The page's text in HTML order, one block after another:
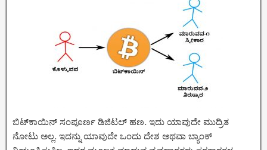
ಬಿಟ್‌ಕಾಯಿನ್ ಸಂಪೂರ್ಣ ಡಿಜಿಟಲ್ ಹಣ. ಇದು ಯಾವುದೇ ಮುದ್ರಿತ
ನೋಟು ಅಲ್ಲ. ಇದನ್ನು ಯಾವುದೇ ಒಂದು ದೇಶ ಅಥವಾ ಬ್ಯಾಂಕ್